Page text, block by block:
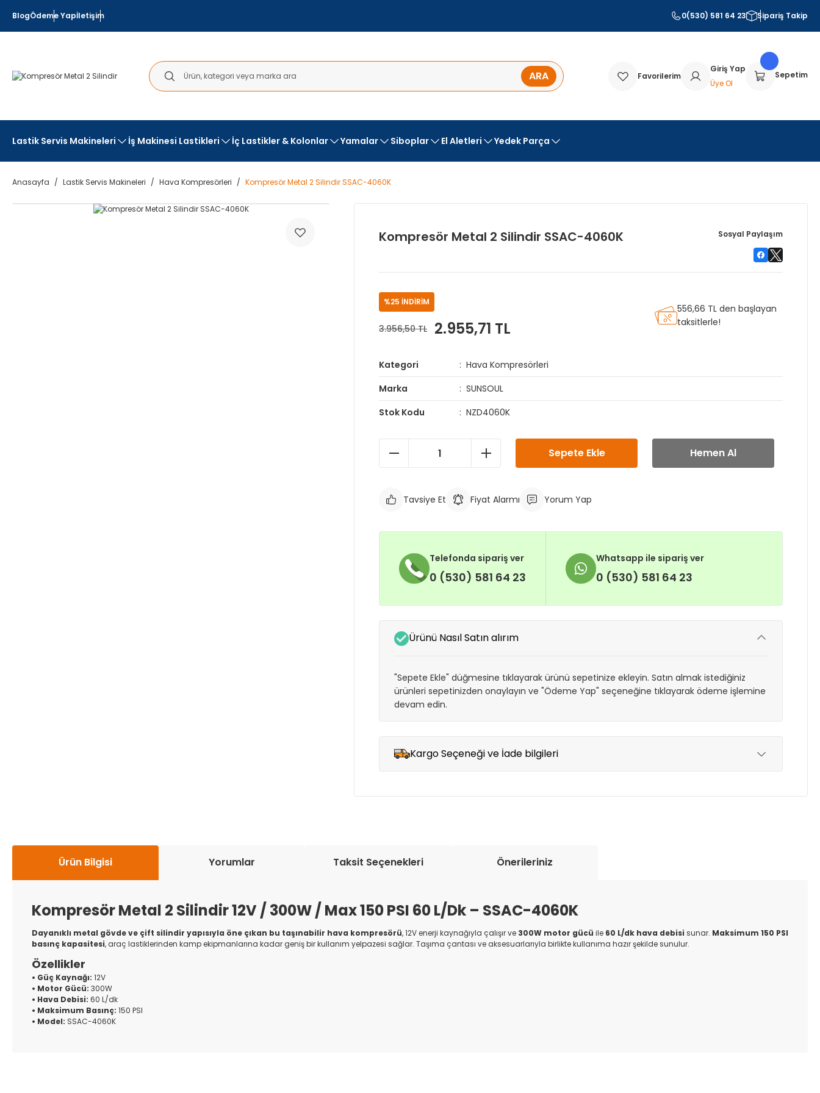
BlogÖdeme Yapİletişim 0(530) 581 64 23 Sipariş Takip
ARA Favorilerim
Giriş Yap
Üye Ol
Sepetim
Lastik Servis Makineleri İş Makinesi Lastikleri İç Lastikler & Kolonlar Yamalar Siboplar El Aletleri Yedek Parça
Anasayfa Lastik Servis Makineleri Hava Kompresörleri Kompresör Metal 2 Silindir SSAC-4060K
Kompresör Metal 2 Silindir SSAC-4060K Sosyal Paylaşım
%25 İNDİRİM
3.956,50 TL 2.955,71 TL
556,66 TL den başlayan
taksitlerle!
Kategori
Hava Kompresörleri
Marka
SUNSOUL
Stok Kodu
NZD4060K
Sepete Ekle Hemen Al
Tavsiye Et Fiyat Alarmı Yorum Yap
Telefonda sipariş ver
0 (530) 581 64 23
Whatsapp ile sipariş ver
0 (530) 581 64 23
Ürünü Nasıl Satın alırım
"Sepete Ekle" düğmesine tıklayarak ürünü sepetinize ekleyin. Satın almak istediğiniz
ürünleri sepetinizden onaylayın ve "Ödeme Yap" seçeneğine tıklayarak ödeme işlemine
devam edin.
Kargo Seçeneği ve İade bilgileri
Ürün Bilgisi Yorumlar Taksit Seçenekleri Önerileriniz
Kompresör Metal 2 Silindir 12V / 300W / Max 150 PSI 60 L/Dk – SSAC-4060K
Dayanıklı metal gövde ve çift silindir yapısıyla öne çıkan bu taşınabilir hava kompresörü, 12V enerji kaynağıyla çalışır ve 300W motor gücü ile 60 L/dk hava debisi sunar. Maksimum 150 PSI
basınç kapasitesi, araç lastiklerinden kamp ekipmanlarına kadar geniş bir kullanım yelpazesi sağlar. Taşıma çantası ve aksesuarlarıyla birlikte kullanıma hazır şekilde sunulur.
Özellikler
• Güç Kaynağı: 12V
• Motor Gücü: 300W
• Hava Debisi: 60 L/dk
• Maksimum Basınç: 150 PSI
• Model: SSAC-4060K